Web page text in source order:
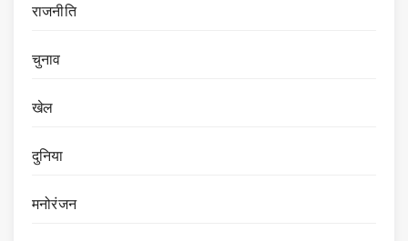
राजनीति
चुनाव
खेल
दुनिया
मनोरंजन